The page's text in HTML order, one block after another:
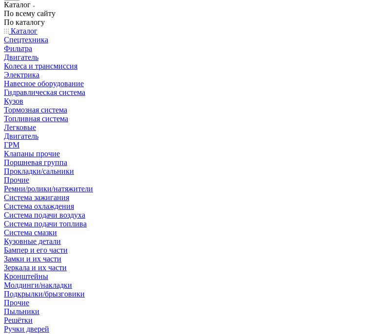
Каталог
По всему сайту
По каталогу
Каталог
Спецтехника
Фильтра
Двигатель
Колеса и трансмиссия
Электрика
Навесное оборудование
Гидравлическая система
Кузов
Тормозная система
Топливная система
Легковые
Двигатель
ГРМ
Клапаны прочие
Поршневая группа
Прокладки/сальники
Прочие
Ремни/ролики/натяжители
Система зажигания
Система охлаждения
Система подачи воздуха
Система подачи топлива
Система смазки
Кузовные детали
Бампер и его части
Замки и их части
Зеркала и их части
Кронштейны
Молдинги/накладки
Подкрылки/брызговики
Прочие
Пыльники
Решётки
Ручки дверей